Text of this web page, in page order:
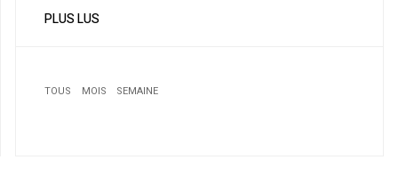
PLUS LUS
TOUS MOIS
SEMAINE